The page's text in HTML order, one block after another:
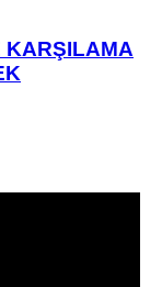
KARŞILAMA